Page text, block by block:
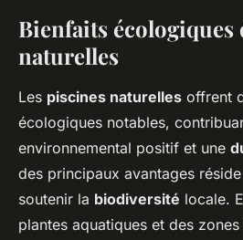
Bienfaits écologiques
naturelles
Les piscines naturelles offrent
écologiques notables,
environnemental positif et une
des principaux avantages
soutenir la biodiversité locale.
plantes aquatiques et des